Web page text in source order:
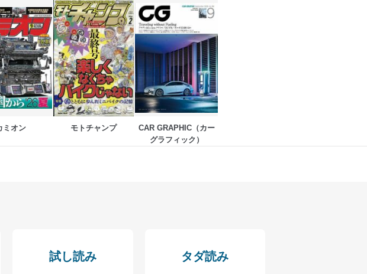
ミオン モトチャンプ
CAR GRAPHIC（カー
グラフィック）
試し読み タダ読み